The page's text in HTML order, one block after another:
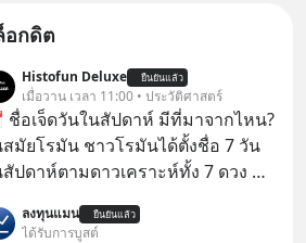
อกดิต
Histofun Deluxe ยืนยันแล้ว
เมื่อวาน เวลา 11:00 • ประวัติศาสตร์
ชื่อเจ็ดวันในสัปดาห์ มีที่มาจากไหน?
มัยโรมัน ชาวโรมันได้ตั้งชื่อ 7 วัน
ปดาห์ตามดาวเคราะห์ทั้ง 7 ดวง ที่
ลงทุนแมน ยืนยันแล้ว
ได้รับการบูสต์